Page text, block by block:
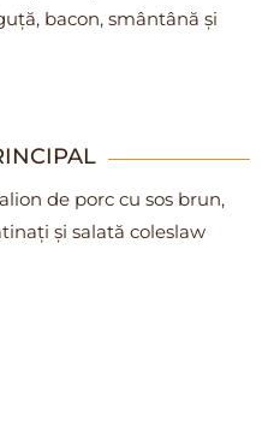
bacon, smântână și
de porc cu sos brun,
și salată coleslaw